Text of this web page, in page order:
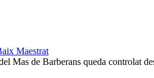
Mas de Barberans queda controlat